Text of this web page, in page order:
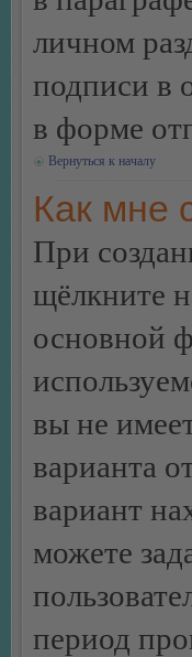
личном
подписи в
в форме
Вернуться к началу
Как мне
При
щёлкните
основной
вы не
варианта
вариант
можете
период